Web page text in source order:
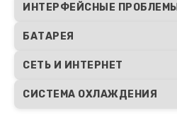
ИНТЕРФЕЙСНЫЕ ПРОБЛЕМЫ
БАТАРЕЯ
СЕТЬ И ИНТЕРНЕТ
СИСТЕМА ОХЛАЖДЕНИЯ